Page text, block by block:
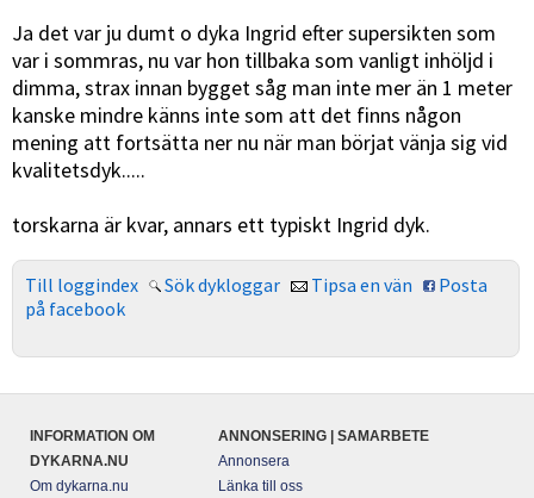
Ja det var ju dumt o dyka Ingrid efter supersikten som
var i sommras, nu var hon tillbaka som vanligt inhöljd i
dimma, strax innan bygget såg man inte mer än 1 meter
kanske mindre känns inte som att det finns någon
mening att fortsätta ner nu när man börjat vänja sig vid
kvalitetsdyk.....
torskarna är kvar, annars ett typiskt Ingrid dyk.
Till loggindex Sök dykloggar Tipsa en vän
Posta
på facebook
INFORMATION OM
DYKARNA.NU
Om dykarna.nu
ANNONSERING | SAMARBETE
Annonsera
Länka till oss